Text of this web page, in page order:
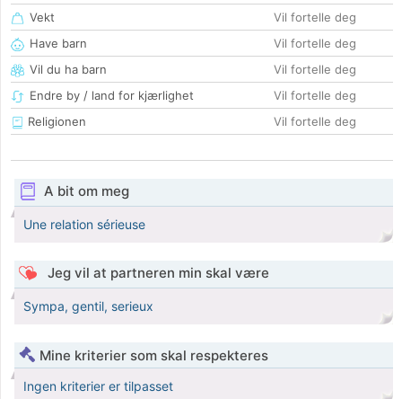
Vekt
Vil fortelle deg
Have barn
Vil fortelle deg
Vil du ha barn
Vil fortelle deg
Endre by / land for kjærlighet
Vil fortelle deg
Religionen
Vil fortelle deg
A bit om meg
Une relation sérieuse
Jeg vil at partneren min skal være
Sympa, gentil, serieux
Mine kriterier som skal respekteres
Ingen kriterier er tilpasset